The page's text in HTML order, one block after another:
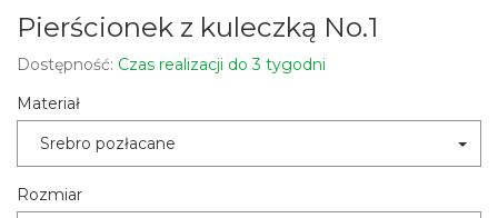
Pierścionek z kuleczką No.1
Dostępność: Czas realizacji do 3 tygodni
Materiał
Srebro pozłacane
Rozmiar